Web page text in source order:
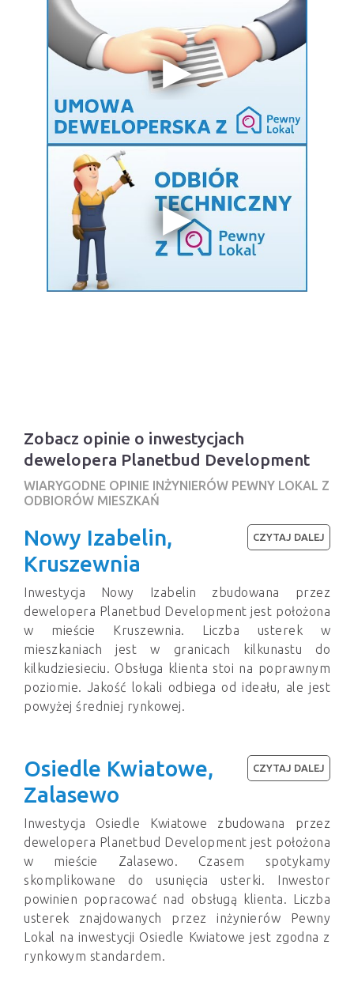
Zobacz opinie o inwestycjach
dewelopera Planetbud Development
WIARYGODNE OPINIE INŻYNIERÓW PEWNY LOKAL Z
ODBIORÓW MIESZKAŃ
Nowy Izabelin,
Kruszewnia
Inwestycja Nowy Izabelin zbudowana przez
dewelopera Planetbud Development jest położona
w mieście Kruszewnia. Liczba usterek w
mieszkaniach jest w granicach kilkunastu do
kilkudziesieciu. Obsługa klienta stoi na poprawnym
poziomie. Jakość lokali odbiega od ideału, ale jest
powyżej średniej rynkowej.
CZYTAJ DALEJ
Osiedle Kwiatowe,
Zalasewo
Inwestycja Osiedle Kwiatowe zbudowana przez
dewelopera Planetbud Development jest położona
w mieście Zalasewo. Czasem spotykamy
skomplikowane do usunięcia usterki. Inwestor
powinien popracować nad obsługą klienta. Liczba
usterek znajdowanych przez inżynierów Pewny
Lokal na inwestycji Osiedle Kwiatowe jest zgodna z
rynkowym standardem.
CZYTAJ DALEJ